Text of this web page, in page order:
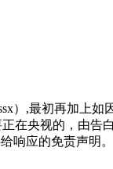
,最初再加上如
在央视的，由告
响应的免责声明